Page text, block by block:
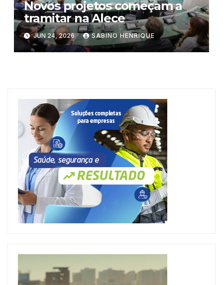
Novos projetos começam a
tramitar na Alece
JUN 24, 2026 SABINO HENRIQUE